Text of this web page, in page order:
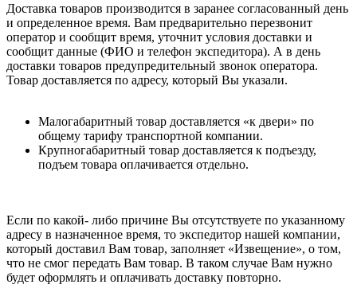
Доставка товаров производится в заранее согласованный день
и определенное время. Вам предварительно перезвонит
оператор и сообщит время, уточнит условия доставки и
сообщит данные (ФИО и телефон экспедитора). А в день
доставки товаров предупредительный звонок оператора.
Товар доставляется по адресу, который Вы указали.
Малогабаритный товар доставляется «к двери» по
общему тарифу транспортной компании.
Крупногабаритный товар доставляется к подъезду,
подъем товара оплачивается отдельно.
Если по какой- либо причине Вы отсутствуете по указанному
адресу в назначенное время, то экспедитор нашей компании,
который доставил Вам товар, заполняет «Извещение», о том,
что не смог передать Вам товар. В таком случае Вам нужно
будет оформлять и оплачивать доставку повторно.